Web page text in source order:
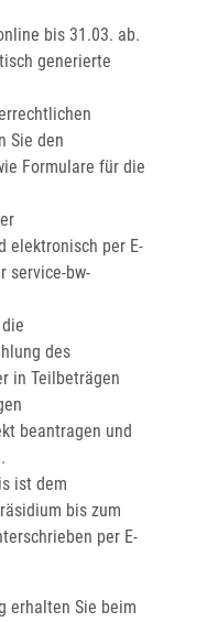
bis 31.03. ab.
generierte
Sie den
Formulare für die
elektronisch per E-
service-bw-
des
in Teilbeträgen
beantragen und
ist dem
bis zum
per E-
erhalten Sie beim